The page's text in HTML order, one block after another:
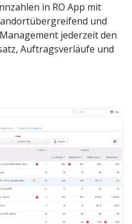
in RO App mit
und
jederzeit den
Auftragsverläufe und